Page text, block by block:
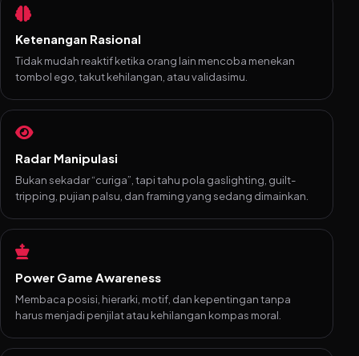
Ketenangan Rasional
Tidak mudah reaktif ketika orang lain mencoba menekan
tombol ego, takut kehilangan, atau validasimu.
Radar Manipulasi
Bukan sekadar “curiga”, tapi tahu pola gaslighting, guilt-
tripping, pujian palsu, dan framing yang sedang dimainkan.
Power Game Awareness
Membaca posisi, hierarki, motif, dan kepentingan tanpa
harus menjadi penjilat atau kehilangan kompas moral.